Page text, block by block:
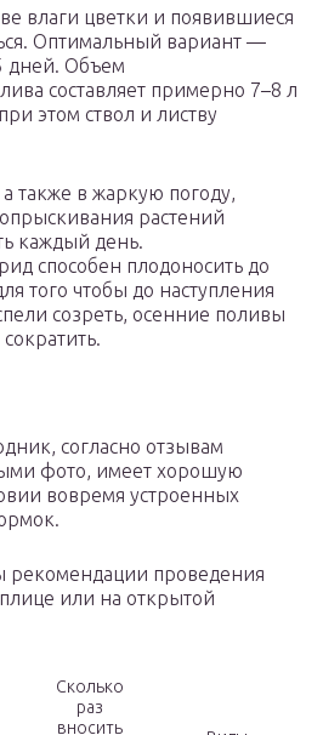
влаги цветки и появившиеся
Оптимальный вариант —
дней. Объем
составляет примерно 7–8 л
этом ствол и листву
также в жаркую погоду,
растений
каждый день.
способен плодоносить до
того чтобы до наступления
созреть, осенние поливы
согласно отзывам
фото, имеет хорошую
вовремя устроенных
рекомендации проведения
или на открытой
Сколько
раз
вносить